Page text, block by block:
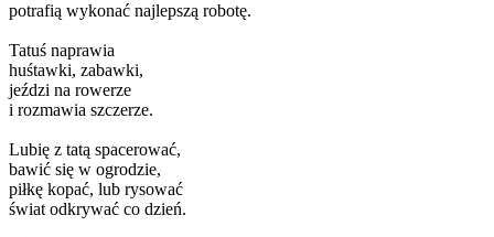
potrafią wykonać najlepszą robotę.
Tatuś naprawia
huśtawki, zabawki,
jeździ na rowerze
i rozmawia szczerze.
Lubię z tatą spacerować,
bawić się w ogrodzie,
piłkę kopać, lub rysować
świat odkrywać co dzień.